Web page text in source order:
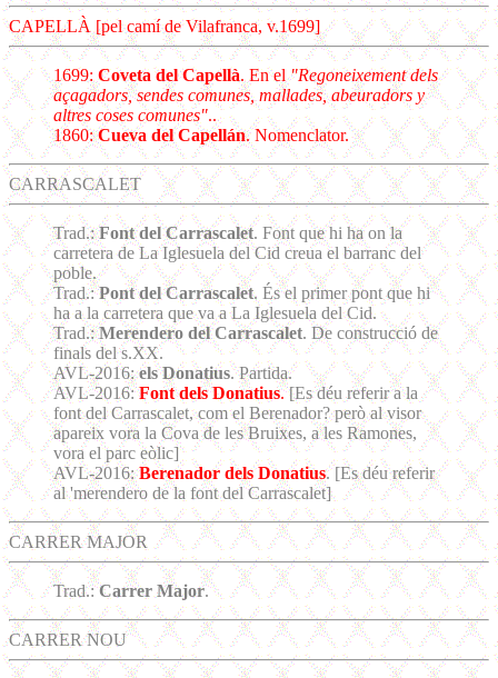
CAPELLÀ [pel camí de Vilafranca, v.1699]
1699: Coveta del Capellà. En el"Regoneixement dels
açagadors, sendes comunes, mallades, abeuradors y
altres coses comunes"..
1860:Cueva del Capellán. Nomenclator.
CARRASCALET
Trad.:Font del Carrascalet. Font que hi ha on la
carretera de La Iglesuela del Cid creua el barranc del
poble.
Trad.:Pont del Carrascalet. És el primer pont que hi
ha a la carretera que va a La Iglesuela del Cid.
Trad.:Merendero del Carrascalet. De construcció de
finals del s.XX.
AVL-2016:els Donatius. Partida.
AVL-2016:Font dels Donatius. [Es déu referir a la
font del Carrascalet, com el Berenador? però al visor
apareix vora la Cova de les Bruixes, a les Ramones,
vora el parc eòlic]
AVL-2016:Berenador dels Donatius. [Es déu referir
al 'merendero de la font del Carrascalet]
CARRER MAJOR
Trad.:Carrer Major.
CARRER NOU